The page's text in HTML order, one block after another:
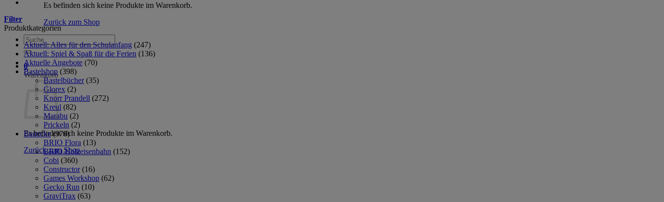
Es befinden sich keine Produkte im Warenkorb.
Zurück zum Shop
Suche
nach:
0
Warenkorb
Es befinden sich keine Produkte im Warenkorb.
Zurück zum Shop
Filter
Produktkategorien
Aktuell: Alles für den Schulanfang (247)
Aktuell: Spiel & Spaß für die Ferien (136)
Aktuelle Angebote (70)
Bastelshop (398)
Bastelbücher (35)
Glorex (2)
Knorr Prandell (272)
Kreul (82)
Marabu (2)
Prickeln (2)
Bauecke (978)
BRIO Flora (13)
BRIO Holzeisenbahn (152)
Cobi (360)
Constructor (16)
Games Workshop (62)
Gecko Run (10)
GraviTrax (63)